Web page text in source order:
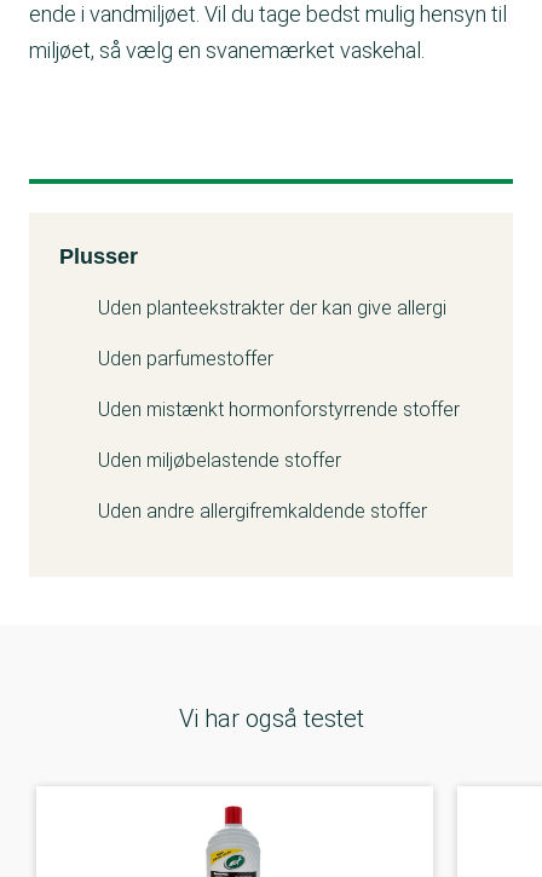
ende i vandmiljøet. Vil du tage bedst mulig hensyn til
miljøet, så vælg en svanemærket vaskehal.
Kemitest
Plusser
Uden planteekstrakter der kan give allergi
Uden parfumestoffer
Uden mistænkt hormonforstyrrende stoffer
Uden miljøbelastende stoffer
Uden andre allergifremkaldende stoffer
Vi har også testet